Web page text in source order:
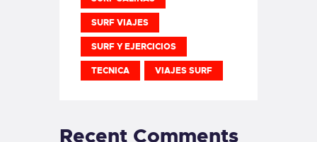
SURF VIAJES
SURF Y EJERCICIOS
TECNICA VIAJES SURF
Recent Comments